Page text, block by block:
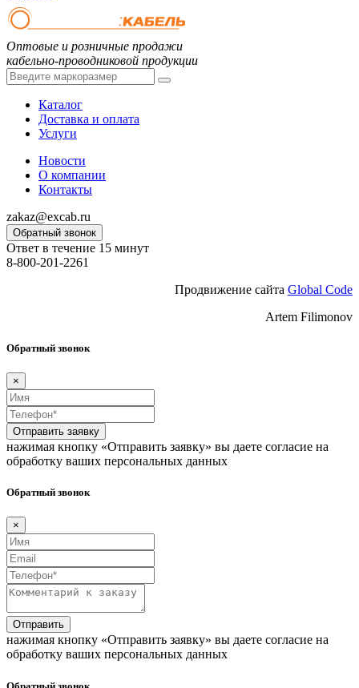
Оптовые и розничные продажи
кабельно-проводниковой продукции
Каталог
Доставка и оплата
Услуги
Новости
О компании
Контакты
zakaz@excab.ru
Обратный звонок
Ответ в течение 15 минут
8-800-201-2261
Продвижение сайта Global Code
Artem Filimonov
Обратный звонок
×
Отправить заявку
нажимая кнопку «Отправить заявку» вы даете согласие на
обработку ваших персональных данных
Обратный звонок
×
Отправить
нажимая кнопку «Отправить заявку» вы даете согласие на
обработку ваших персональных данных